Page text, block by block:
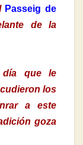
Passeig de
de la
que le
los
a este
goza